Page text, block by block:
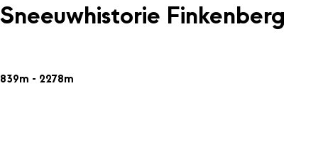
Sneeuwhistorie Finkenberg
839m - 2278m